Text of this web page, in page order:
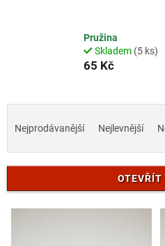
Pružina
Skladem (5 ks)
65 Kč
e
í
Nejprodávanější Nejlevnější
OTEVŘÍT
V